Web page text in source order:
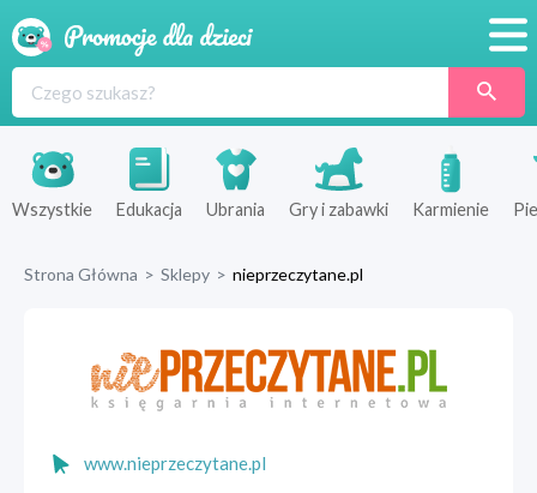
Produkty
Sklepy
Wszystkie Edukacja Ubrania Gry i zabawki Karmienie
Strona Główna > Sklepy > nieprzeczytane.pl
www.nieprzeczytane.pl